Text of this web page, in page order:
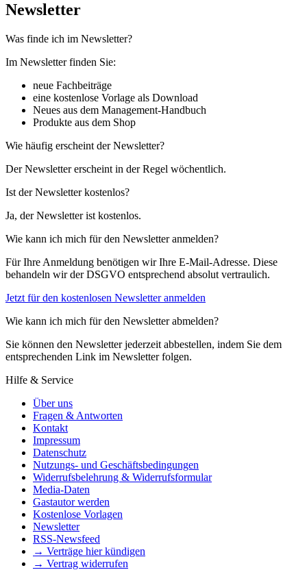
Newsletter
Was finde ich im Newsletter?
Im Newsletter finden Sie:
neue Fachbeiträge
eine kostenlose Vorlage als Download
Neues aus dem Management-Handbuch
Produkte aus dem Shop
Wie häufig erscheint der Newsletter?
Der Newsletter erscheint in der Regel wöchentlich.
Ist der Newsletter kostenlos?
Ja, der Newsletter ist kostenlos.
Wie kann ich mich für den Newsletter anmelden?
Für Ihre Anmeldung benötigen wir Ihre E-Mail-Adresse. Diese
behandeln wir der DSGVO entsprechend absolut vertraulich.
Jetzt für den kostenlosen Newsletter anmelden
Wie kann ich mich für den Newsletter abmelden?
Sie können den Newsletter jederzeit abbestellen, indem Sie dem
entsprechenden Link im Newsletter folgen.
Hilfe & Service
Über uns
Fragen & Antworten
Kontakt
Impressum
Datenschutz
Nutzungs- und Geschäftsbedingungen
Widerrufsbelehrung & Widerrufsformular
Media-Daten
Gastautor werden
Kostenlose Vorlagen
Newsletter
RSS-Newsfeed
→ Verträge hier kündigen
→ Vertrag widerrufen